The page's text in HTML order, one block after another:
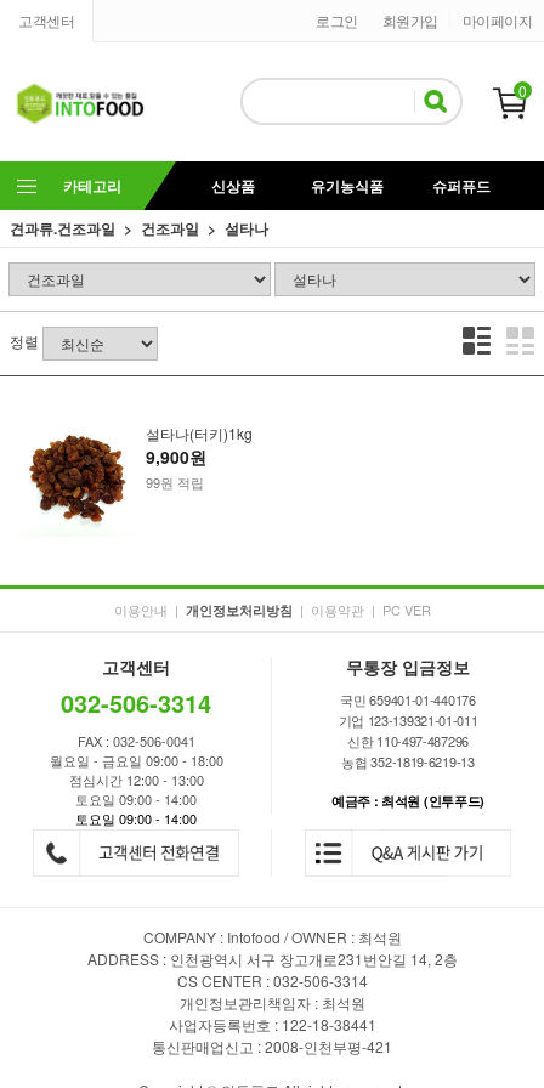
고객센터 마이페이지
회원가입
로그인
0
카테고리 신상품 유기농식품
슈퍼퓨드
견과류.건조과일
건조과일 설타나
정렬
설타나(터키)1kg
9,900원
99원 적립
이용안내 | 개인정보처리방침 | 이용약관 | PC VER
고객센터
032-506-3314
FAX : 032-506-0041
월요일 - 금요일 09:00 - 18:00
점심시간 12:00 - 13:00
토요일 09:00 - 14:00
토요일 09:00 - 14:00
무통장 입금정보
국민 659401-01-440176
기업 123-139321-01-011
신한 110-497-487296
농협 352-1819-6219-13
예금주 : 최석원 (인투푸드)
COMPANY : Intofood / OWNER : 최석원
ADDRESS : 인천광역시 서구 장고개로231번안길 14, 2층
CS CENTER : 032-506-3314
개인정보관리책임자 : 최석원
사업자등록번호 : 122-18-38441
통신판매업신고 : 2008-인천부평-421